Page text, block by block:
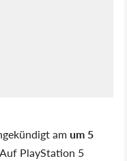
amum 5
PlayStation 5